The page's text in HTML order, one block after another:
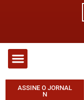
ASSINE O JORNAL
N